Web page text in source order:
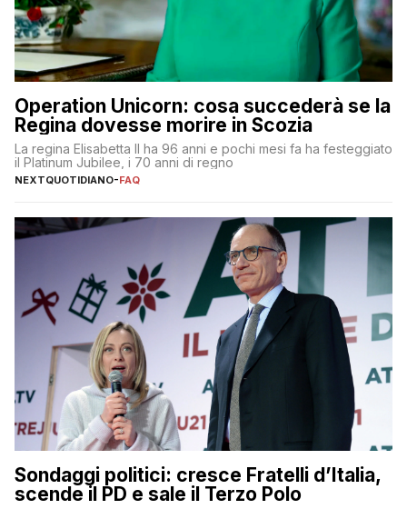
Operation Unicorn: cosa succederà se la
Regina dovesse morire in Scozia
La regina Elisabetta II ha 96 anni e pochi mesi fa ha festeggiato
il Platinum Jubilee, i 70 anni di regno
NEXTQUOTIDIANO-FAQ
Sondaggi politici: cresce Fratelli d’Italia,
scende il PD e sale il Terzo Polo